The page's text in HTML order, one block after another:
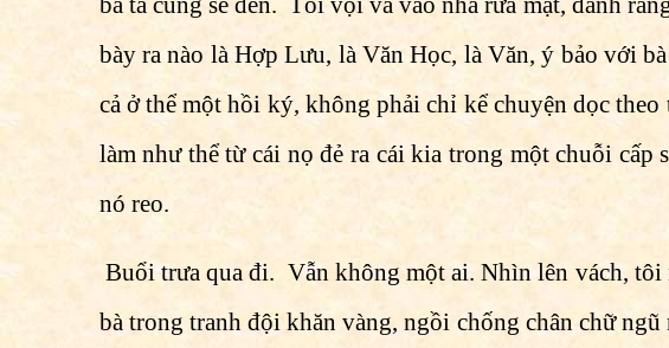
bày ra nào là Hợp Lưu, là Văn Học, là Văn, ý bảo với
cả ở thể một hồi ký, không phải chỉ kể chuyện dọc
làm như thể từ cái nọ đẻ ra cái kia trong một chuỗi
nó reo.
Buổi trưa qua đi. Vẫn không một ai. Nhìn lên vách,
bà trong tranh đội khăn vàng, ngồi chống chân chữ